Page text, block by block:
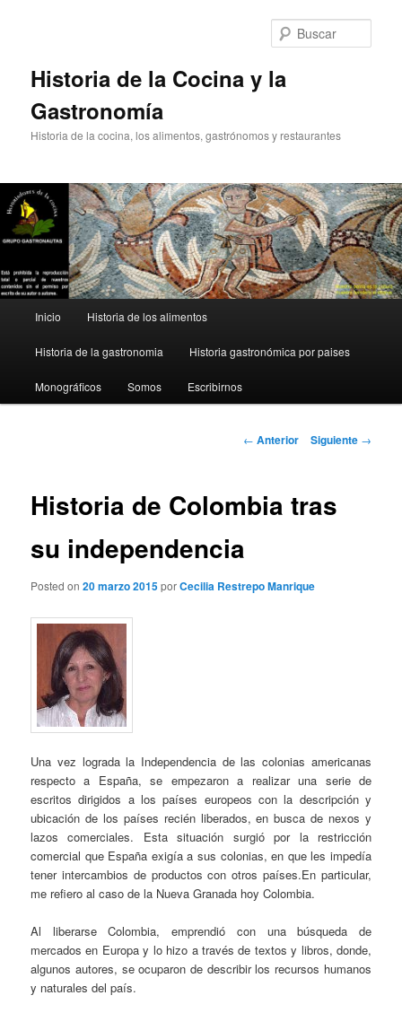
Historia de la Cocina y la
Gastronomía
Historia de la cocina, los alimentos, gastrónomos y restaurantes
principal
Inicio Historia de los alimentos
Historia de la gastronomia Historia gastronómica por paises
Monográficos Somos Escribirnos
Navegación
← Anterior Siguiente →
Historia de Colombia tras
su independencia
Posted on20 marzo 2015porCecilia Restrepo Manrique
Una vez lograda la Independencia de las colonias americanas
respecto a España, se empezaron a realizar una serie de
escritos dirigidos a los países europeos con la descripción y
ubicación de los países recién liberados, en busca de nexos y
lazos comerciales. Esta situación surgió por la restricción
comercial que España exigía a sus colonias, en que les impedía
tener intercambios de productos con otros países.En particular,
me refiero al caso de la Nueva Granada hoy Colombia.
Al liberarse Colombia, emprendió con una búsqueda de
mercados en Europa y lo hizo a través de textos y libros, donde,
algunos autores, se ocuparon de describir los recursos humanos
y naturales del país.